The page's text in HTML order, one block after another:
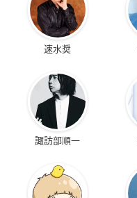
速水奨
諏訪部順一